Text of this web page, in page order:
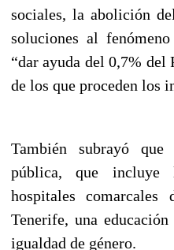
sociales, la abolición
soluciones al
“dar ayuda del 0,7% del
de los que proceden los
También subrayó que
pública, que incluye
hospitales
Tenerife, una
igualdad de género.